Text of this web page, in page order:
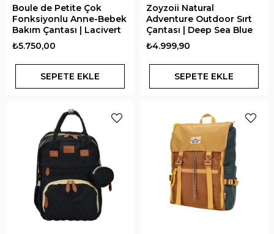
Boule de Petite Çok
Fonksiyonlu Anne-Bebek
Bakım Çantası | Lacivert
₺5.750,00
SEPETE EKLE
Zoyzoii Natural
Adventure Outdoor Sırt
Çantası | Deep Sea Blue
₺4.999,90
SEPETE EKLE